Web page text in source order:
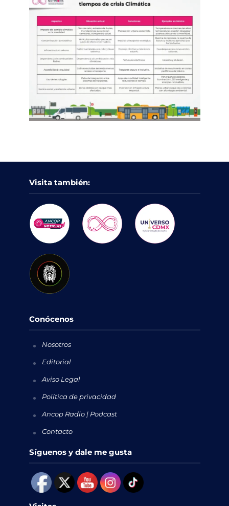
Visita también:
Conócenos
Nosotros
Editorial
Aviso Legal
Política de privacidad
Ancop Radio | Podcast
Contacto
Síguenos y dale me gusta